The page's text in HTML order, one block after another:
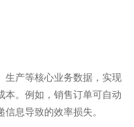
产等核心业务数据，实现
本。例如，销售订单可自动
息导致的效率损失。